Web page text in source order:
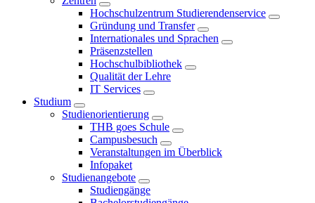
Hochschulzentrum Studierendenservice
Gründung und Transfer
Internationales und Sprachen
Präsenzstellen
Hochschulbibliothek
Qualität der Lehre
IT Services
Studium
Studienorientierung
THB goes Schule
Campusbesuch
Veranstaltungen im Überblick
Infopaket
Studienangebote
Studiengänge